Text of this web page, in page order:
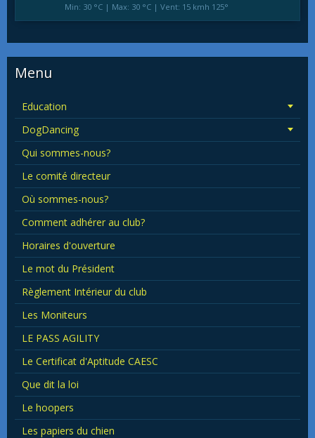
Min: 30 °C | Max: 30 °C | Vent: 15 kmh 125°
Menu
Education
DogDancing
Qui sommes-nous?
Le comité directeur
Où sommes-nous?
Comment adhérer au club?
Horaires d'ouverture
Le mot du Président
Règlement Intérieur du club
Les Moniteurs
LE PASS AGILITY
Le Certificat d'Aptitude CAESC
Que dit la loi
Le hoopers
Les papiers du chien